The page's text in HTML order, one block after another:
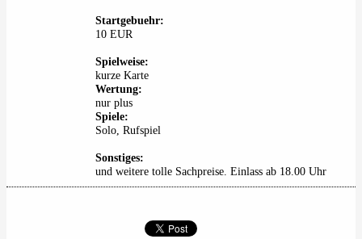
Startgebuehr:
10 EUR
Spielweise:
kurze Karte
Wertung:
nur plus
Spiele:
Solo, Rufspiel
Sonstiges:
und weitere tolle Sachpreise. Einlass ab 18.00 Uhr